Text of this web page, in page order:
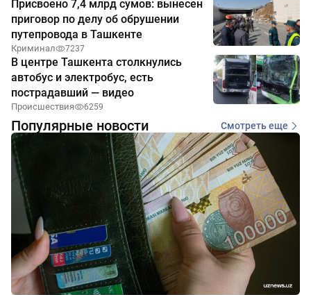
Присвоено 7,4 млрд сумов: вынесен
приговор по делу об обрушении
путепровода в Ташкенте
Криминал 7237
В центре Ташкента столкнулись
автобус и электробус, есть
пострадавший — видео
Происшествия 6259
Популярные новости Смотреть еще